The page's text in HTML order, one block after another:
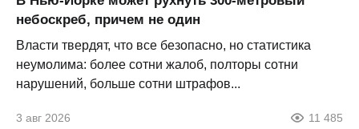
небоскреб, причем не один
Власти твердят, что все безопасно, но статистика
неумолима: более сотни жалоб, полторы сотни
нарушений, больше сотни штрафов...
3 авг 2026 11 485